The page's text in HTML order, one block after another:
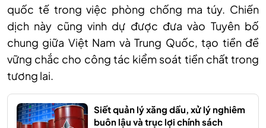
quốc tế trong việc phòng chống ma túy. Chiến
dịch này cũng vinh dự được đưa vào Tuyên bố
chung giữa Việt Nam và Trung Quốc, tạo tiền đề
vững chắc cho công tác kiểm soát tiền chất trong
tương lai.
Siết quản lý xăng dầu, xử lý nghiêm
buôn lậu và trục lợi chính sách